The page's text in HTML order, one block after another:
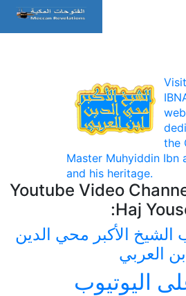
the
Master Muhyiddin Ibn
and his heritage.
Youtube Video
Haj
الأكبر محي الدين
العربي
اليوتيوب